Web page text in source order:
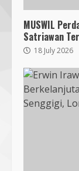
MUSWIL
Satriawan
18 July 2026